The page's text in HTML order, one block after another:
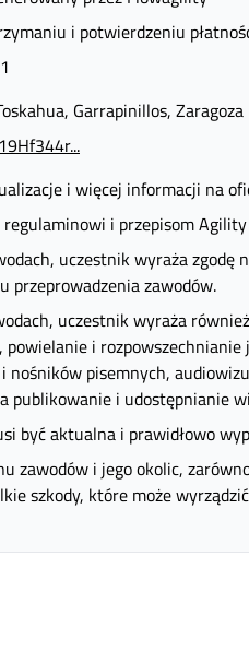
i potwierdzeniu
Garrapinillos, Zaragoza
i więcej informacji na
i przepisom Agility
uczestnik wyraża zgodę
przeprowadzenia zawodów.
uczestnik wyraża
i
nośników pisemnych,
publikowanie i udostępnianie
być aktualna i prawidłowo
zawodów i jego okolic,
szkody, które może